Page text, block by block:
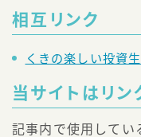
相互リンク
くきの楽しい投資
当サイトはリン
記事内で使用してい